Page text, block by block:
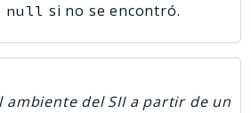
null si no se encontró.
del SII a partir de un